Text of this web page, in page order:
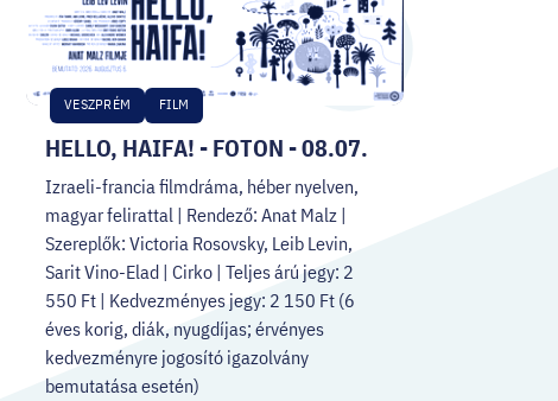
HELLO, HAIFA! - FOTON - 08.07.
VESZPRÉM FILM
Izraeli-francia filmdráma, héber nyelven,
magyar felirattal | Rendező: Anat Malz |
Szereplők: Victoria Rosovsky, Leib Levin,
Sarit Vino-Elad | Cirko | Teljes árú jegy: 2
550 Ft | Kedvezményes jegy: 2 150 Ft (6
éves korig, diák, nyugdíjas; érvényes
kedvezményre jogosító igazolvány
bemutatása esetén)